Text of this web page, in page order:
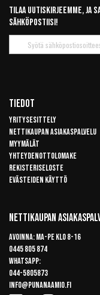
Tilaa uutiskirjeemme, ja
sähköpostiisi!
uutiskirje
Tiedot
Yritysesittely
Nettikaupan asiakaspalvelu
Myymälät
Yhteydenottolomake
Rekisteriseloste
Evästeiden käyttö
Nettikaupan
Avoinna: Ma-pe klo 8-16
0445 805 874
Whatsapp:
044-5805873
info@punanaamio.fi